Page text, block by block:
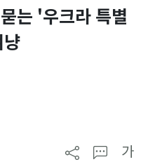
는 '우크라 특별
가